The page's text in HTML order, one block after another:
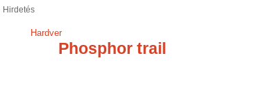
Hirdetés
Hardver
Phosphor trail